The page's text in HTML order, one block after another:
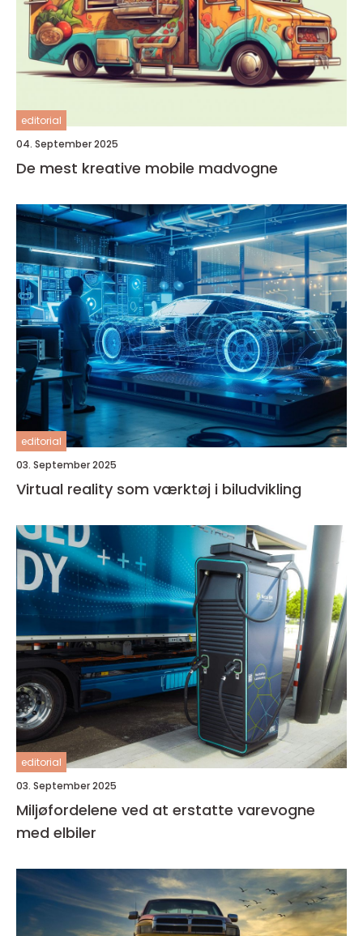
editorial
04. September 2025
De mest kreative mobile madvogne
editorial
03. September 2025
Virtual reality som værktøj i biludvikling
editorial
03. September 2025
Miljøfordelene ved at erstatte varevogne
med elbiler